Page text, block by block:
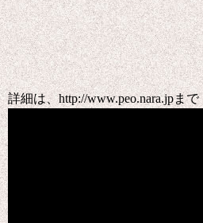
詳細は、http://www.peo.nara.jpまで